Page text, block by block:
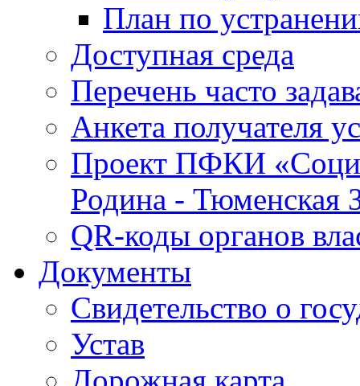
План по
Доступная среда
Перечень часто
Анкета получателя
Проект ПФКИ
Родина - Тюменская
QR-коды органов
Документы
Свидетельство о
Устав